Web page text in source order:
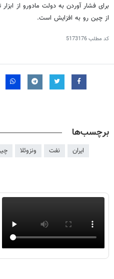
برای فشار آوردن به دولت مادورو از
از چین رو به افزایش است.
کد مطلب5173176
برچسب‌ها
ایران نفت ونزوئلا